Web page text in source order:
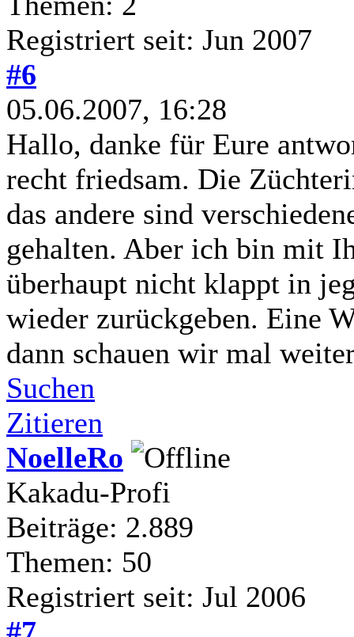
Registriert seit: Jun 2007
#6
05.06.2007, 16:28
Hallo, danke für Eure
recht friedsam. Die
das andere sind
gehalten. Aber ich bin mit
überhaupt nicht klappt in
wieder zurückgeben. Eine
dann schauen wir mal
Suchen
Zitieren
NoelleRo
Kakadu-Profi
Beiträge: 2.889
Themen: 50
Registriert seit: Jul 2006